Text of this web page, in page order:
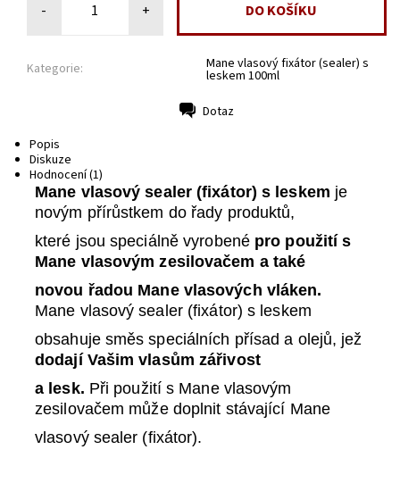
- +
Kategorie: Mane vlasový fixátor (sealer) s
leskem 100ml
Dotaz
Popis
Diskuze
Hodnocení (1)
Mane vlasový sealer (fixátor) s leskem je
novým přírůstkem do řady produktů,
které jsou speciálně vyrobené pro použití s
Mane vlasovým zesilovačem a také
novou řadou Mane vlasových vláken.
Mane vlasový sealer (fixátor) s leskem
obsahuje směs speciálních přísada olejů, jež
dodají Vašim vlasům zářivost
a lesk. Při použití s Mane vlasovým
zesilovačem může doplnit stávající Mane
vlasový sealer (fixátor).